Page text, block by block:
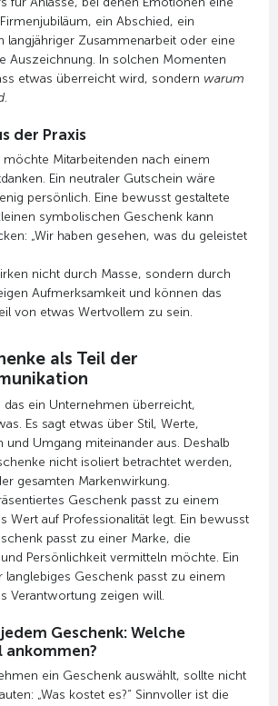
ein Abschied, ein
langjähriger Zusammenarbeit oder eine
Auszeichnung. In solchen Momenten
etwas überreicht wird, sondern warum
.
der Praxis
möchte Mitarbeitenden nach einem
Ein neutraler Gutschein wäre
persönlich. Eine bewusst gestaltete
symbolischen Geschenk kann
„Wir haben gesehen, was du geleistet
nicht durch Masse, sondern durch
Aufmerksamkeit und können das
von etwas Wertvollem zu sein.
als Teil der
ein Unternehmen überreicht,
Es sagt etwas über Stil, Werte,
und Umgang miteinander aus. Deshalb
nicht isoliert betrachtet werden,
gesamten Markenwirkung.
Geschenk passt zu einem
Wert auf Professionalität legt. Ein bewusst
passt zu einer Marke, die
Persönlichkeit vermitteln möchte. Ein
langlebiges Geschenk passt zu einem
Verantwortung zeigen will.
Geschenk: Welche
ein Geschenk auswählt, sollte nicht
„Was kostet es?“ Sinnvoller ist die